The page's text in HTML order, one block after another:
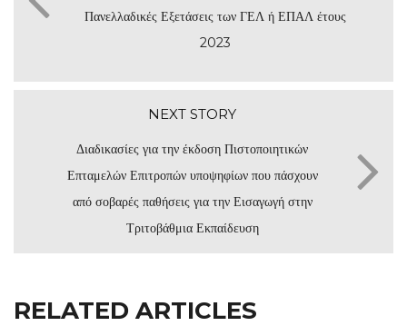
Πανελλαδικές Εξετάσεις των ΓΕΛ ή ΕΠΑΛ έτους
2023
NEXT STORY
Διαδικασίες για την έκδοση Πιστοποιητικών
Επταμελών Επιτροπών υποψηφίων που πάσχουν
από σοβαρές παθήσεις για την Εισαγωγή στην
Τριτοβάθμια Εκπαίδευση
RELATED ARTICLES